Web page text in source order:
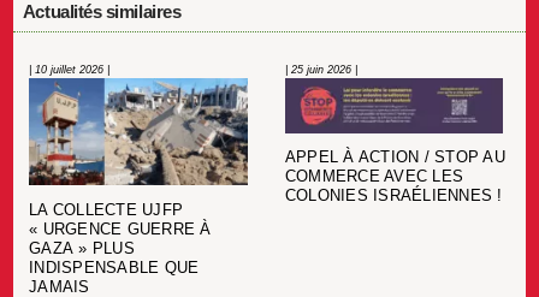
Actualités similaires
| 10 juillet 2026 |
LA COLLECTE UJFP
« URGENCE GUERRE À
GAZA » PLUS
INDISPENSABLE QUE
JAMAIS
| 25 juin 2026 |
APPEL À ACTION / STOP AU
COMMERCE AVEC LES
COLONIES ISRAÉLIENNES !